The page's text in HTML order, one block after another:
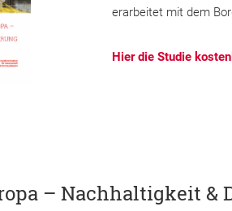
erarbeitet mit dem
Hier die Studie
– Nachhaltigkeit &